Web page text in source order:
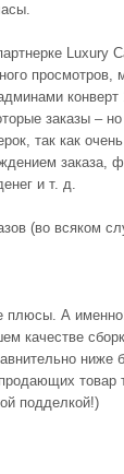
Luxury
просмотров,
заказы –
так как
заказа,
и т. д.
(во всяком
плюсы. А
качестве
ниже
товар
подделкой!)